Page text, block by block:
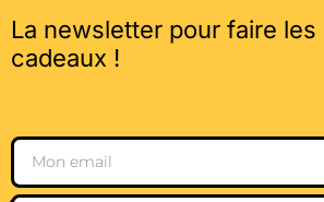
La newsletter pour faire les
cadeaux !
Email